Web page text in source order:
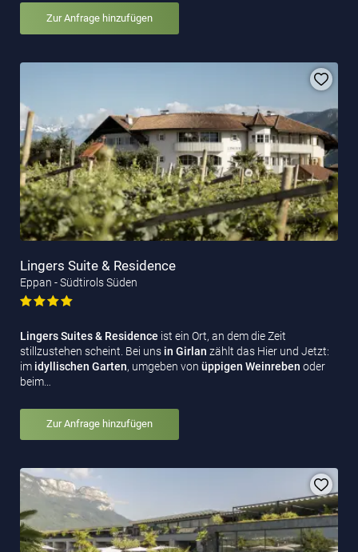
Zur Anfrage hinzufügen
Lingers Suite & Residence
Eppan - Südtirols Süden
Lingers Suites & Residence ist ein Ort, an dem die Zeit
stillzustehen scheint. Bei uns in Girlan zählt das Hier und Jetzt:
im idyllischen Garten, umgeben von üppigen Weinreben oder
beim…
Zur Anfrage hinzufügen